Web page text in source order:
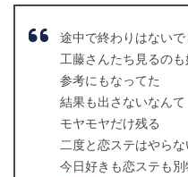
途中で終わりはないで
工藤さんたち見るの
参考にもなってた
結果も出さないなんて
モヤモヤだけ残る
二度と恋ステはやらな
今日好きも恋ステも